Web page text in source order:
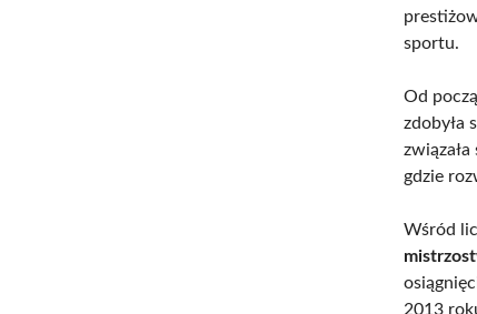
sportu.
Od
zdobyła
gdzie
Wśród
2013